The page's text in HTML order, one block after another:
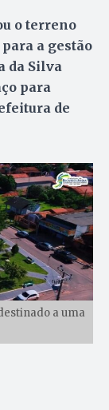
o terreno
a gestão
da Silva
para
de
a uma